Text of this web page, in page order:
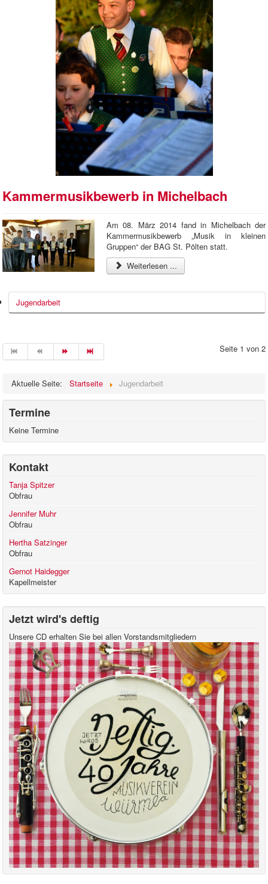
Kammermusikbewerb in Michelbach
Am 08. März 2014 fand in Michelbach der
Kammermusikbewerb „Musik in kleinen
Gruppen“ der BAG St. Pölten statt.
Weiterlesen ...
Jugendarbeit
Seite 1 von 2
Aktuelle Seite: Startseite Jugendarbeit
Termine
Keine Termine
Kontakt
Tanja Spitzer
Obfrau
Jennifer Muhr
Obfrau
Hertha Satzinger
Obfrau
Gernot Haidegger
Kapellmeister
Jetzt wird's deftig
Unsere CD erhalten Sie bei allen Vorstandsmitgliedern